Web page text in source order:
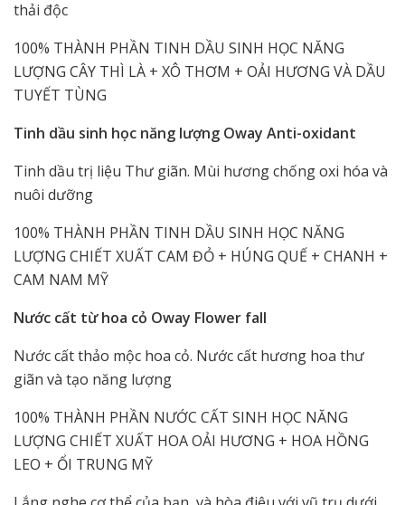
thải độc
100% THÀNH PHẦN TINH DẦU SINH HỌC NĂNG
LƯỢNG CÂY THÌ LÀ + XÔ THƠM + OẢI HƯƠNG VÀ DẦU
TUYẾT TÙNG
Tinh dầu sinh học năng lượng Oway Anti-oxidant
Tinh dầu trị liệu Thư giãn. Mùi hương chống oxi hóa và
nuôi dưỡng
100% THÀNH PHẦN TINH DẦU SINH HỌC NĂNG
LƯỢNG CHIẾT XUẤT CAM ĐỎ + HÚNG QUẾ + CHANH +
CAM NAM MỸ
Nước cất từ hoa cỏ Oway Flower fall
Nước cất thảo mộc hoa cỏ. Nước cất hương hoa thư
giãn và tạo năng lượng
100% THÀNH PHẦN NƯỚC CẤT SINH HỌC NĂNG
LƯỢNG CHIẾT XUẤT HOA OẢI HƯƠNG + HOA HỒNG
LEO + ỔI TRUNG MỸ